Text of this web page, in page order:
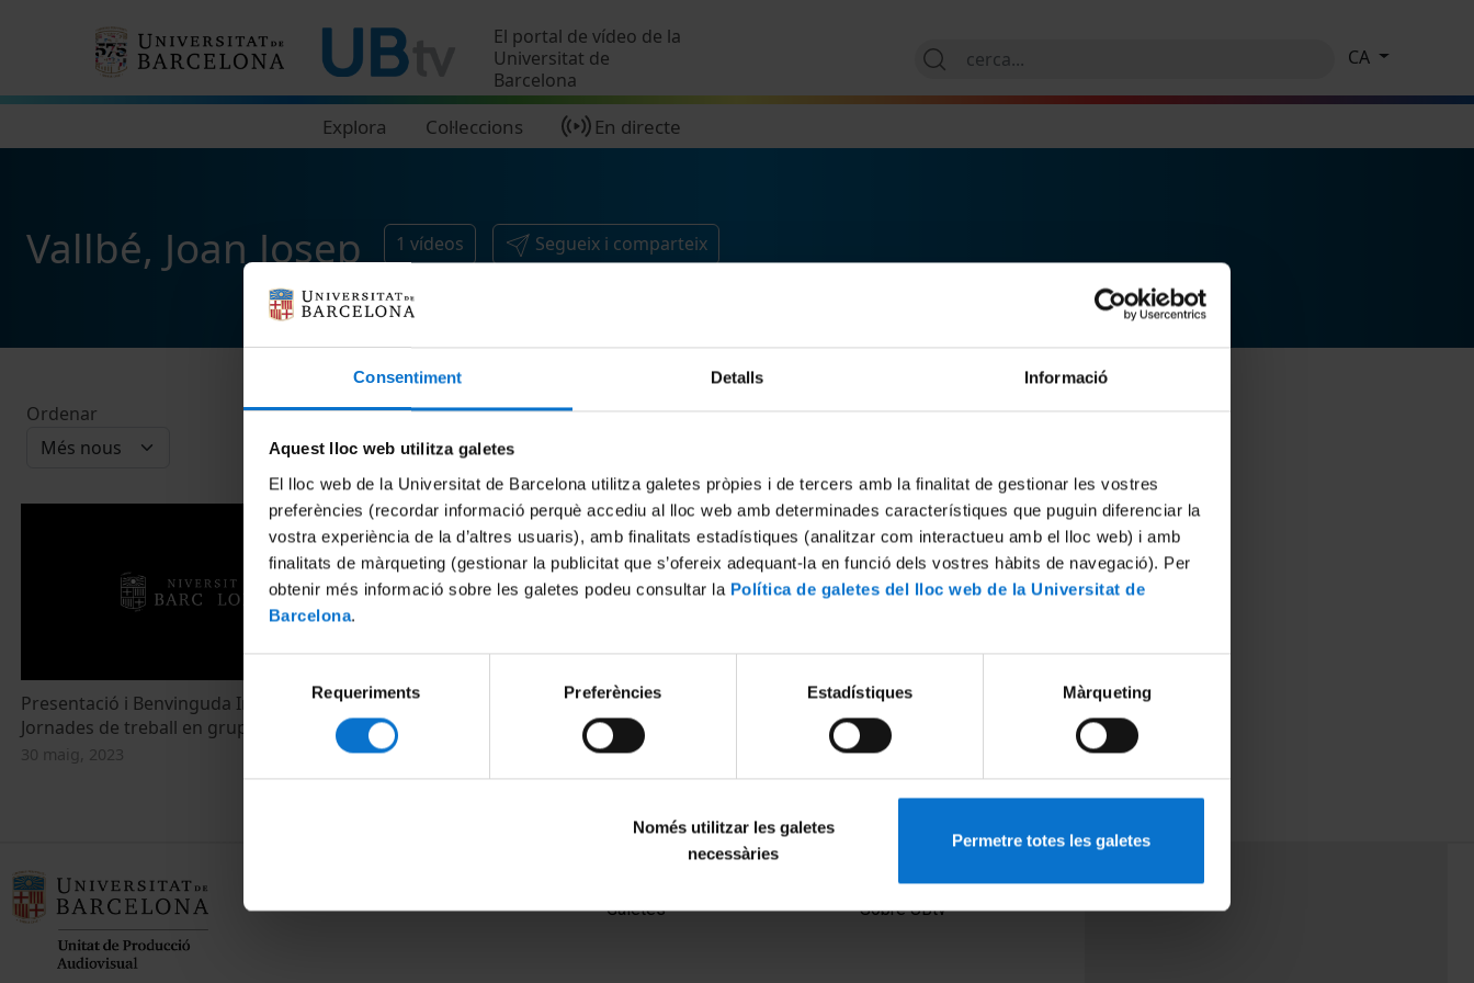
Consentiment Detalls Informació
Aquest lloc web utilitza galetes
El lloc web de la Universitat de Barcelona utilitza galetes pròpies i de tercers amb la finalitat de gestionar les vostres
preferències (recordar informació perquè accediu al lloc web amb determinades característiques que puguin diferenciar la
vostra experiència de la d’altres usuaris), amb finalitats estadístiques (analitzar com interactueu amb el lloc web) i amb
finalitats de màrqueting (gestionar la publicitat que s’ofereix adequant-la en funció dels vostres hàbits de navegació). Per
obtenir més informació sobre les galetes podeu consultar la Política de galetes del lloc web de la Universitat de
Barcelona.
consentiment
Requeriments Preferències Estadístiques Màrqueting
Només utilitzar les galetes
necessàries
Permetre totes les galetes
El portal de vídeo de la
Universitat de
Barcelona
Explora Col·leccions En directe
CA
Vallbé, Joan Josep 1 vídeos Segueix i comparteix
Ordenar
Presentació i Benvinguda Institucional.
Jornades de treball en grups UB-LERU
30 maig, 2023
Galetes
Sobre UBtv